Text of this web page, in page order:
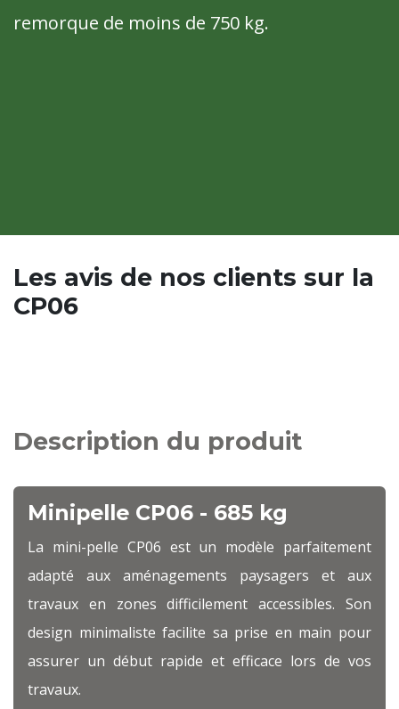
remorque de moins de 750 kg.
Les avis de nos clients sur la
CP06
Description du produit
Minipelle CP06 - 685 kg
La mini-pelle CP06 est un modèle parfaitement
adapté aux aménagements paysagers et aux
travaux en zones difficilement accessibles. Son
design minimaliste facilite sa prise en main pour
assurer un début rapide et efficace lors de vos
travaux.